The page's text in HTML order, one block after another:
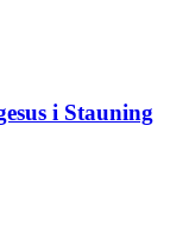
i Stauning